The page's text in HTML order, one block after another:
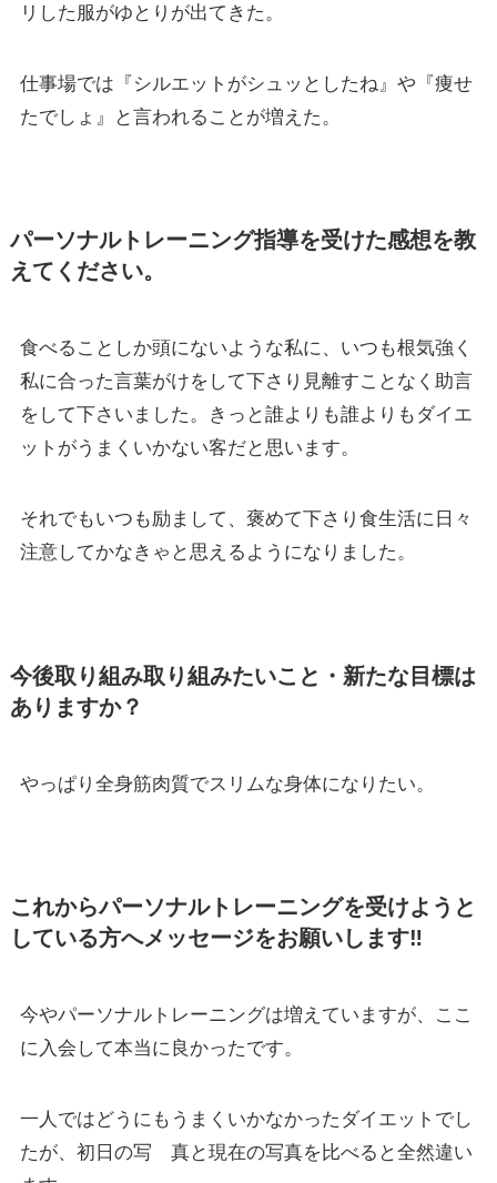
リした服がゆとりが出てきた。
仕事場では『シルエットがシュッとしたね』や『痩せ
たでしょ』と言われることが増えた。
パーソナルトレーニング指導を受けた感想を教
えてください。
食べることしか頭にないような私に、いつも根気強く
私に合った言葉がけをして下さり見離すことなく助言
をして下さいました。きっと誰よりも誰よりもダイエ
ットがうまくいかない客だと思います。
それでもいつも励まして、褒めて下さり食生活に日々
注意してかなきゃと思えるようになりました。
今後取り組み取り組みたいこと・新たな目標は
ありますか？
やっぱり全身筋肉質でスリムな身体になりたい。
これからパーソナルトレーニングを受けようと
している方へメッセージをお願いします‼
今やパーソナルトレーニングは増えていますが、ここ
に入会して本当に良かったです。
一人ではどうにもうまくいかなかったダイエットでし
たが、初日の写 真と現在の写真を比べると全然違い